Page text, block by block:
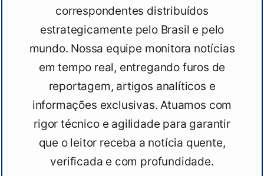
correspondentes distribuídos
estrategicamente pelo Brasil e pelo
mundo. Nossa equipe monitora notícias
em tempo real, entregando furos de
reportagem, artigos analíticos e
informações exclusivas. Atuamos com
rigor técnico e agilidade para garantir
que o leitor receba a notícia quente,
verificada e com profundidade.